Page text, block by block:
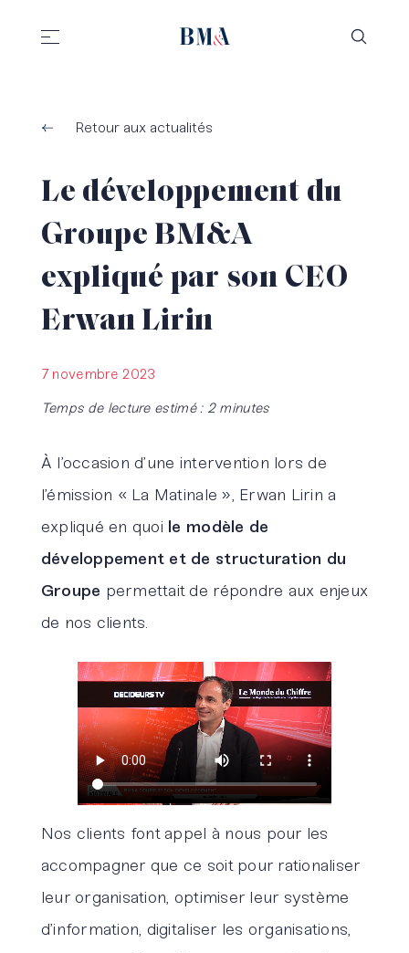
Retour aux actualités
Le développement du
Groupe BM&A
expliqué par son CEO
Erwan Lirin
7 novembre 2023
Temps de lecture estimé : 2 minutes
À l’occasion d’une intervention lors de
l’émission « La Matinale », Erwan Lirin a
expliqué en quoi le modèle de
développement et de structuration du
Groupe permettait de répondre aux enjeux
de nos clients.
Nos clients font appel à nous pour les
accompagner que ce soit pour rationaliser
leur organisation, optimiser leur système
d’information, digitaliser les organisations,